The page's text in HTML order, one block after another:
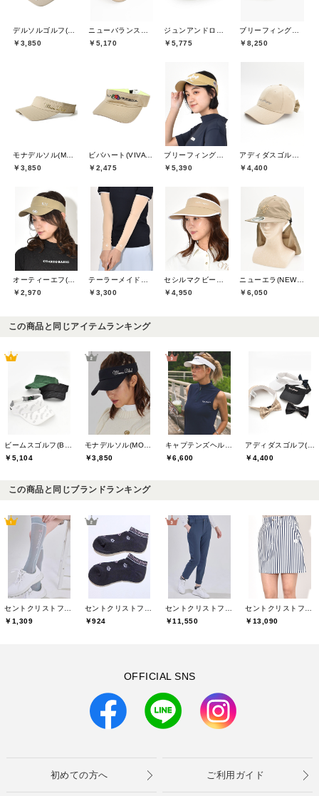
￥3,850
￥5,170
￥5,775
￥8,250
￥3,850
￥2,475
￥5,390
￥4,400
￥2,970
￥3,300
￥4,950
ニューエラ(NEW ERA)
￥6,050
この商品と同じアイテムランキング
￥5,104
￥3,850
￥6,600
￥4,400
この商品と同じブランドランキング
セントクリストファーゴルフ(St.ChristopherGolf)
￥1,309
セントクリストファーゴルフ(St.ChristopherGolf)
￥924
セントクリストファーゴルフ(St.ChristopherGolf)
￥11,550
セントクリストファーゴルフ(St.ChristopherGolf)
￥13,090
OFFICIAL SNS
初めての方へ ご利用ガイド